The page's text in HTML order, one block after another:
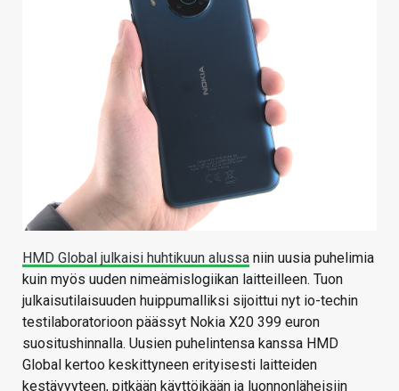
HMD Global julkaisi huhtikuun alussa niin uusia puhelimia
kuin myös uuden nimeämislogiikan laitteilleen. Tuon
julkaisutilaisuuden huippumalliksi sijoittui nyt io-techin
testilaboratorioon päässyt Nokia X20 399 euron
suositushinnalla. Uusien puhelintensa kanssa HMD
Global kertoo keskittyneen erityisesti laitteiden
kestävyyteen, pitkään käyttöikään ja luonnonläheisiin